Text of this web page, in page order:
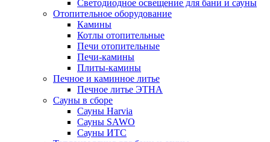
Светодиодное освещение для бани и сауны
Отопительное оборудование
Камины
Котлы отопительные
Печи отопительные
Печи-камины
Плиты-камины
Печное и каминное литье
Печное литье ЭТНА
Сауны в сборе
Cауны Harvia
Сауны SAWO
Сауны ИТС